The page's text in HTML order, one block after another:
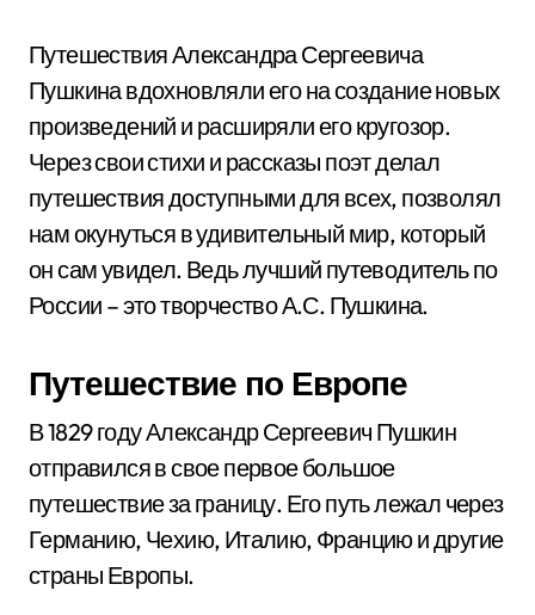
Путешествия Александра Сергеевича
Пушкина вдохновляли его на создание новых
произведений и расширяли его кругозор.
Через свои стихи и рассказы поэт делал
путешествия доступными для всех, позволял
нам окунуться в удивительный мир, который
он сам увидел. Ведь лучший путеводитель по
России – это творчество А.С. Пушкина.
Путешествие по Европе
В 1829 году Александр Сергеевич Пушкин
отправился в свое первое большое
путешествие за границу. Его путь лежал через
Германию, Чехию, Италию, Францию и другие
страны Европы.